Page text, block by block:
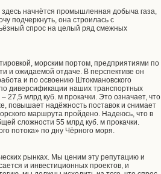
начнётся промышленная добыча газа,
подчеркнуть, она строилась с
спрос на целый ряд смежных
морским портом, предприятиями по
и ожидаемой отдаче. В перспективе он
и по освоению Штокмановского
диверсификации наших транспортных
27,5 млрд куб. м прокачки. Это означает, что
повышает надёжность поставок и снимает
маршрута пройдено. Надеюсь, что в
сложности 55 млрд куб. м прокачки.
потока» по дну Чёрного моря.
рынках. Мы ценим эту репутацию и
и инвестиционных проектов, и